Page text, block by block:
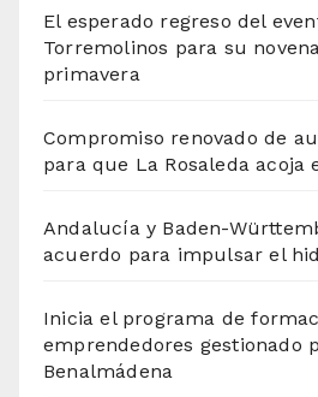
El esperado regreso del
Torremolinos para su
primavera
Compromiso renovado de
para que La Rosaleda acoja
Andalucía y Baden-
acuerdo para impulsar el
Inicia el programa de
emprendedores gestionado
Benalmádena